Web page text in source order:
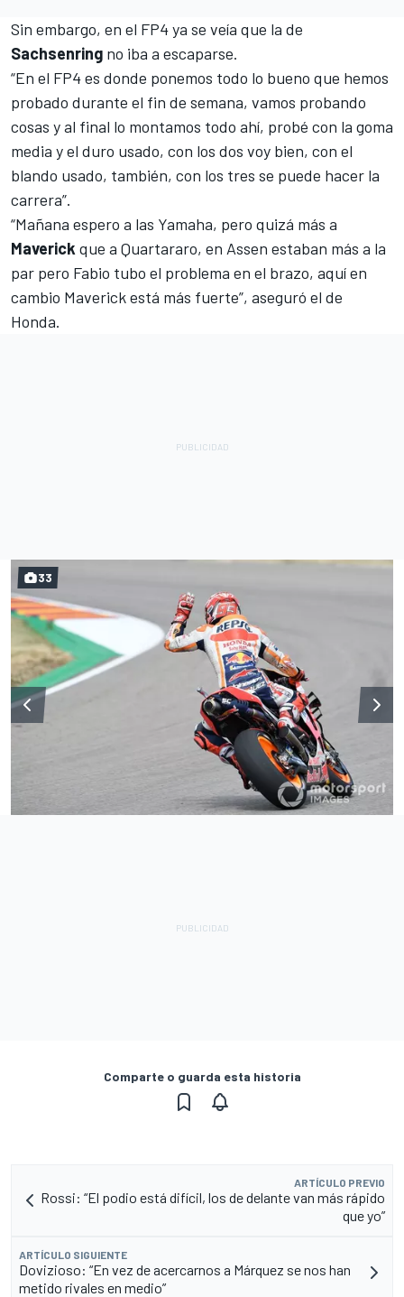
Sin embargo, en el FP4 ya se veía que la de
Sachsenring no iba a escaparse.
“En el FP4 es donde ponemos todo lo bueno que hemos
probado durante el fin de semana, vamos probando
cosas y al final lo montamos todo ahí, probé con la goma
media y el duro usado, con los dos voy bien, con el
blando usado, también, con los tres se puede hacer la
carrera”.
“Mañana espero a las Yamaha, pero quizá más a
Maverick que a Quartararo, en Assen estaban más a la
par pero Fabio tubo el problema en el brazo, aquí en
cambio Maverick está más fuerte”, aseguró el de
Honda.
33
Comparte o guarda esta historia
ARTÍCULO PREVIO
Rossi: “El podio está difícil, los de delante van más rápido
que yo”
ARTÍCULO SIGUIENTE
Dovizioso: “En vez de acercarnos a Márquez se nos han
metido rivales en medio”